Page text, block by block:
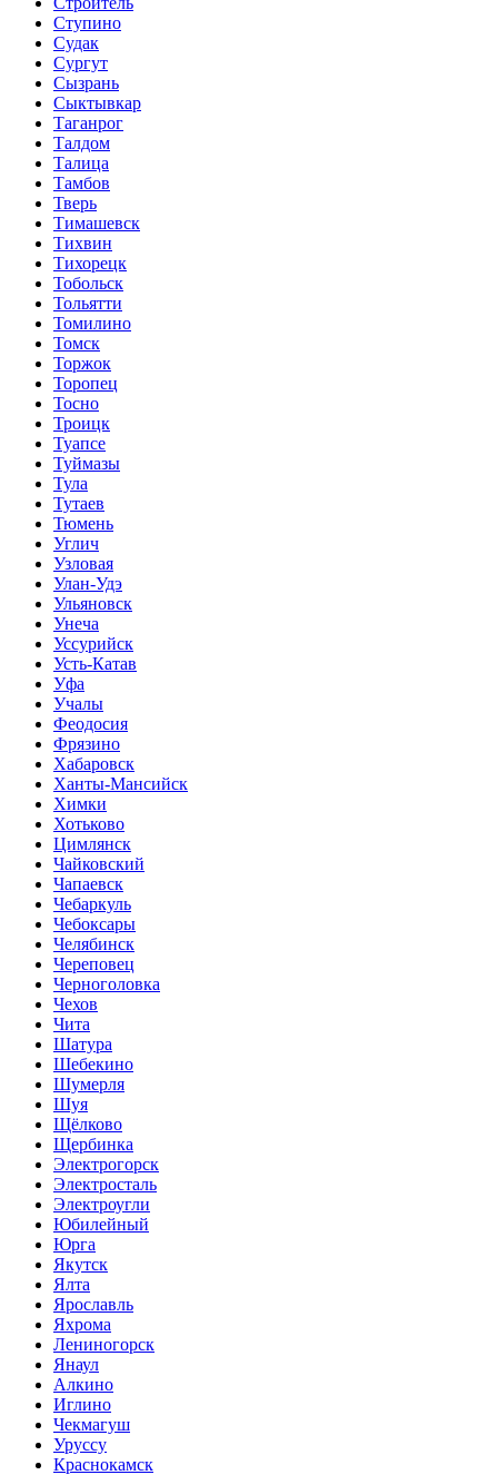
Ступино
Судак
Сургут
Сызрань
Сыктывкар
Таганрог
Талдом
Талица
Тамбов
Тверь
Тимашевск
Тихвин
Тихорецк
Тобольск
Тольятти
Томилино
Томск
Торжок
Торопец
Тосно
Троицк
Туапсе
Туймазы
Тула
Тутаев
Тюмень
Углич
Узловая
Улан-Удэ
Ульяновск
Унеча
Уссурийск
Усть-Катав
Уфа
Учалы
Феодосия
Фрязино
Хабаровск
Ханты-Мансийск
Химки
Хотьково
Цимлянск
Чайковский
Чапаевск
Чебаркуль
Чебоксары
Челябинск
Череповец
Черноголовка
Чехов
Чита
Шатура
Шебекино
Шумерля
Шуя
Щёлково
Щербинка
Электрогорск
Электросталь
Электроугли
Юбилейный
Юрга
Якутск
Ялта
Ярославль
Яхрома
Лениногорск
Янаул
Алкино
Иглино
Чекмагуш
Уруссу
Краснокамск